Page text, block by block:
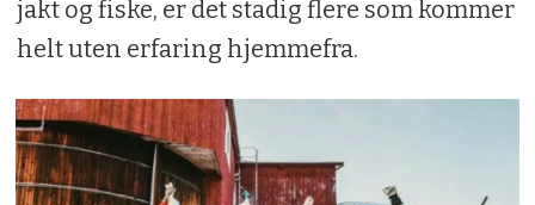
jakt og fiske, er det stadig flere som kommer
helt uten erfaring hjemmefra.